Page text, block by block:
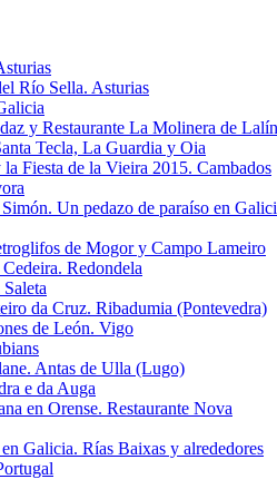
Río Sella. Asturias
y Restaurante La Molinera de Lalín
Tecla, La Guardia y Oia
Fiesta de la Vieira 2015. Cambados
Un pedazo de paraíso en
de Mogor y Campo Lameiro
Redondela
da Cruz. Ribadumia (Pontevedra)
de León. Vigo
Antas de Ulla (Lugo)
e da Auga
en Orense. Restaurante Nova
Galicia. Rías Baixas y alrededores